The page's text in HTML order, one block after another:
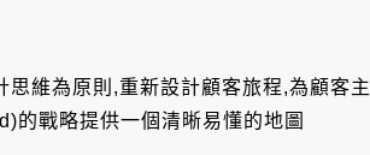
思維為原則,重新設計顧客旅程,為顧客主
的戰略提供一個清晰易懂的地圖